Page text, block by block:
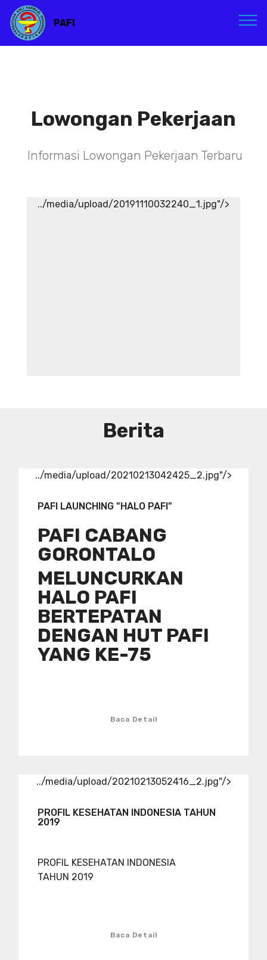
PAFI
Lowongan Pekerjaan
Informasi Lowongan Pekerjaan Terbaru
../media/upload/20191110032240_1.jpg"/>
Berita
../media/upload/20210213042425_2.jpg"/>
PAFI LAUNCHING "HALO PAFI"
PAFI CABANG
GORONTALO
MELUNCURKAN
HALO PAFI
BERTEPATAN
DENGAN HUT PAFI
YANG KE-75
Baca Detail
../media/upload/20210213052416_2.jpg"/>
PROFIL KESEHATAN INDONESIA TAHUN
2019
PROFIL KESEHATAN INDONESIA
TAHUN 2019
Baca Detail